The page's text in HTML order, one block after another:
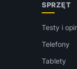
SPRZĘT
Testy i
Telefony
Tablety